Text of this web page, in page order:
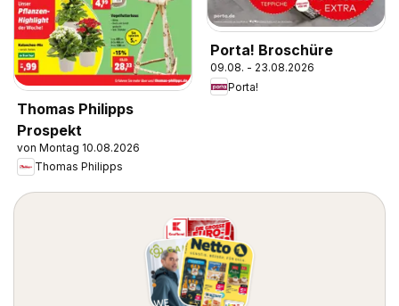
Thomas Philipps
Prospekt
von Montag 10.08.2026
Thomas Philipps
Porta! Broschüre
09.08. - 23.08.2026
Porta!